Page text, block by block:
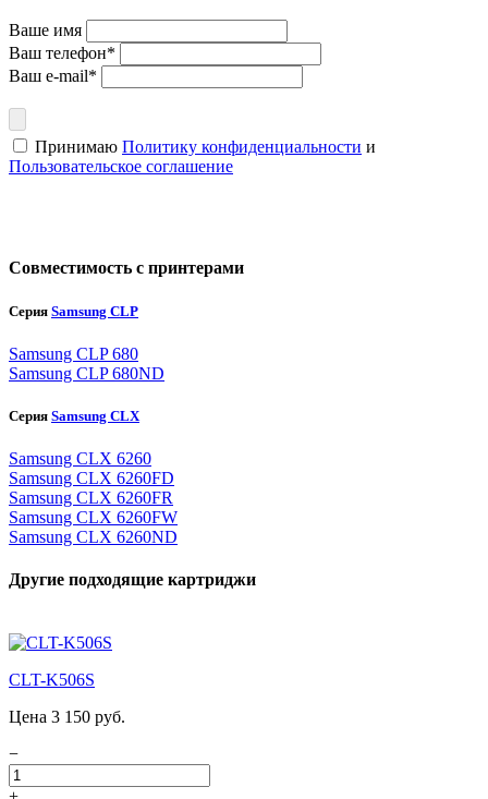
Ваше имя
Ваш телефон*
Ваш e-mail*
Принимаю Политику конфиденциальности и
Пользовательское соглашение
Совместимость с принтерами
Серия Samsung CLP
Samsung CLP 680
Samsung CLP 680ND
Серия Samsung CLX
Samsung CLX 6260
Samsung CLX 6260FD
Samsung CLX 6260FR
Samsung CLX 6260FW
Samsung CLX 6260ND
Другие подходящие картриджи
CLT-K506S
Цена 3 150 руб.
−